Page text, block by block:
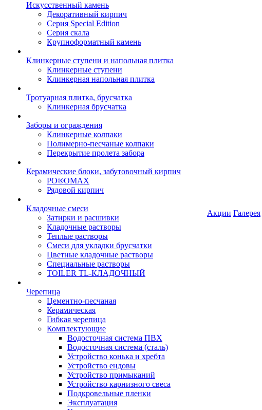
Искусственный камень
Декоративный кирпич
Серия Special Edition
Серия скала
Крупноформатный камень
Клинкерные ступени и напольная плитка
Клинкерные ступени
Клинкерная напольная плитка
Тротуарная плитка, брусчатка
Клинкерная брусчатка
Заборы и ограждения
Клинкерные колпаки
Полимерно-песчаные колпаки
Перекрытие пролета забора
Керамические блоки, забутовочный кирпич
PO®OMAX
Рядовой кирпич
Кладочные смеси
Затирки и расшивки
Кладочные растворы
Теплые растворы
Смеси для укладки брусчатки
Цветные кладочные растворы
Специальные растворы
TOILER TL-КЛАДОЧНЫЙ
Черепица
Цементно-песчаная
Керамическая
Гибкая черепица
Комплектующие
Водосточная система ПВХ
Водосточная система (сталь)
Устройство конька и хребта
Устройство ендовы
Устройство примыканий
Устройство карнизного свеса
Подкровельные пленки
Эксплуатация
Акции Галерея